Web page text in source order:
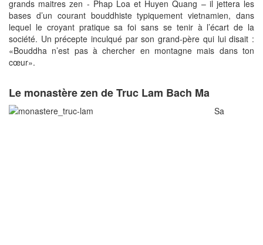
grands maitres zen - Phap Loa et Huyen Quang – il jettera les
bases d’un courant bouddhiste typiquement vietnamien, dans
lequel le croyant pratique sa foi sans se tenir à l’écart de la
société. Un précepte inculqué par son grand-père qui lui disait :
«Bouddha n’est pas à chercher en montagne mais dans ton
cœur».
Le monastère zen de Truc Lam Bach Ma
Sa